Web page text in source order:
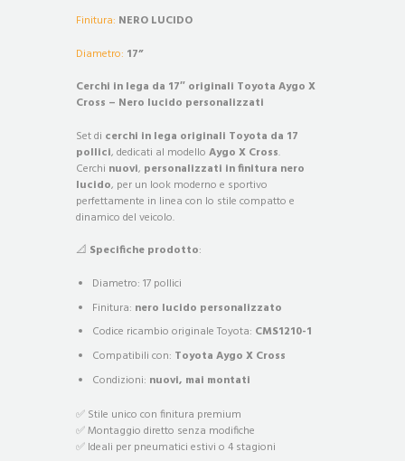
Finitura: NERO LUCIDO
Diametro: 17”
Cerchi in lega da 17″ originali Toyota Aygo X
Cross – Nero lucido personalizzati
Set di cerchi in lega originali Toyota da 17
pollici, dedicati al modello Aygo X Cross.
Cerchi nuovi, personalizzati in finitura nero
lucido, per un look moderno e sportivo
perfettamente in linea con lo stile compatto e
dinamico del veicolo.
📐 Specifiche prodotto:
Diametro: 17 pollici
Finitura: nero lucido personalizzato
Codice ricambio originale Toyota: CMS1210-1
Compatibili con: Toyota Aygo X Cross
Condizioni: nuovi, mai montati
✅ Stile unico con finitura premium
✅ Montaggio diretto senza modifiche
✅ Ideali per pneumatici estivi o 4 stagioni